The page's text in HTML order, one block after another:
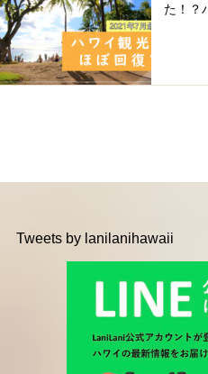
た！？
Tweets by lanilanihawaii